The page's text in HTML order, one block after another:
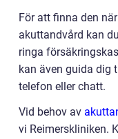
För att finna den
akuttandvård kan
ringa
kan även guida dig
telefon eller chatt.
Vid behov av
vi Reimerskliniken.